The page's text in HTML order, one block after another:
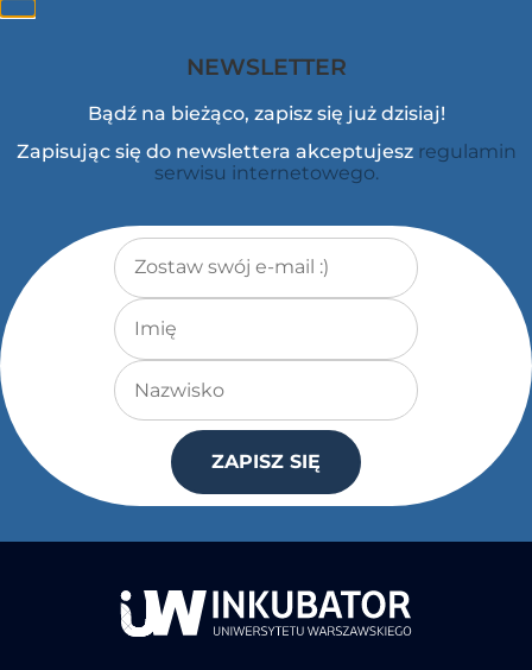
NEWSLETTER
Bądź na bieżąco, zapisz się już dzisiaj!
Zapisując się do newslettera akceptujesz regulamin
serwisu internetowego.
Adres e-mail*
Imię
Nazwisko
ZAPISZ SIĘ